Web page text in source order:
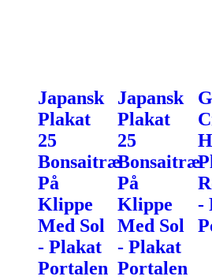
Japansk
Plakat
25
Bonsaitræ
På
Klippe
Med Sol
- Plakat
Portalen
Japansk
Plakat
25
Bonsaitræ
På
Klippe
Med Sol
- Plakat
Portalen
-